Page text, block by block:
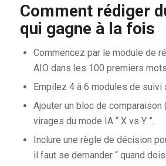
Comment rédiger
qui gagne à la fois
Commencez par le module de
AIO dans les 100 premiers
Empilez 4 à 6 modules de suivi
Ajouter un bloc de comparaison
virages du mode IA “ X vs Y ”.
Inclure une règle de décision
il faut se demander “ quand